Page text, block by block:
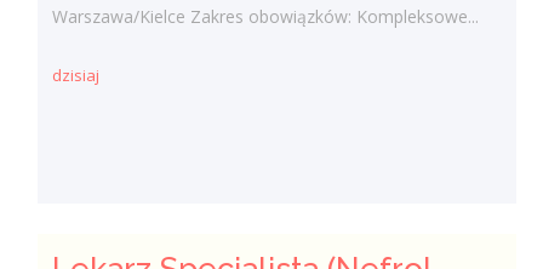
Warszawa/Kielce Zakres obowiązków: Kompleksowe...
dzisiaj